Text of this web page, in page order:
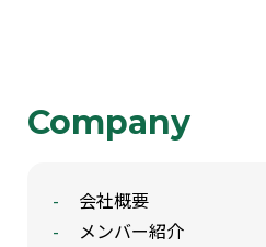
Company
会社概要
メンバー紹介